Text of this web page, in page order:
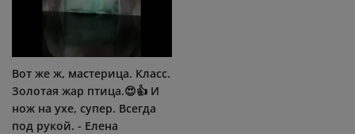
Вот же ж, мастерица. Класс.
Золотая жар птица.😍👍 И
нож на ухе, супер. Всегда
под рукой. - Елена